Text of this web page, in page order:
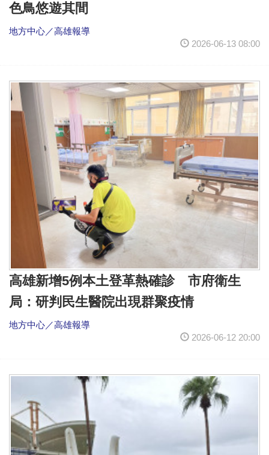
色鳥悠遊其間
地方中心／高雄報導
2026-06-13 08:00
高雄新增5例本土登革熱確診 市府衛生
局：研判民生醫院出現群聚疫情
地方中心／高雄報導
2026-06-12 20:00